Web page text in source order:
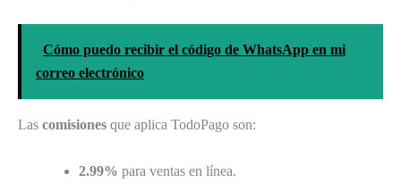
Cómo puedo recibir el código de WhatsApp en mi
correo electrónico
Las comisiones que aplica TodoPago son:
2.99% para ventas en línea.